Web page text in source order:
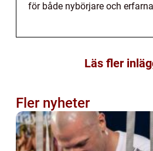
för både nybörjare och
Läs fler
Fler nyheter